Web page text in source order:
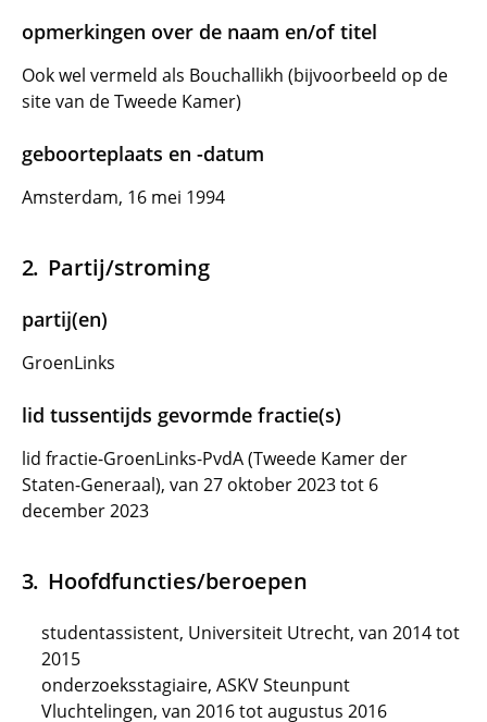
opmerkingen over de naam en/of titel
Ook wel vermeld als Bouchallikh (bijvoorbeeld op de
site van de Tweede Kamer)
geboorteplaats en -datum
Amsterdam, 16 mei 1994
Partij/stroming
partij(en)
GroenLinks
lid tussentijds gevormde fractie(s)
lid fractie-GroenLinks-PvdA (Tweede Kamer der
Staten-Generaal), van 27 oktober 2023 tot 6
december 2023
Hoofdfuncties/beroepen
studentassistent, Universiteit Utrecht, van 2014 tot
2015
onderzoeksstagiaire, ASKV Steunpunt
Vluchtelingen, van 2016 tot augustus 2016